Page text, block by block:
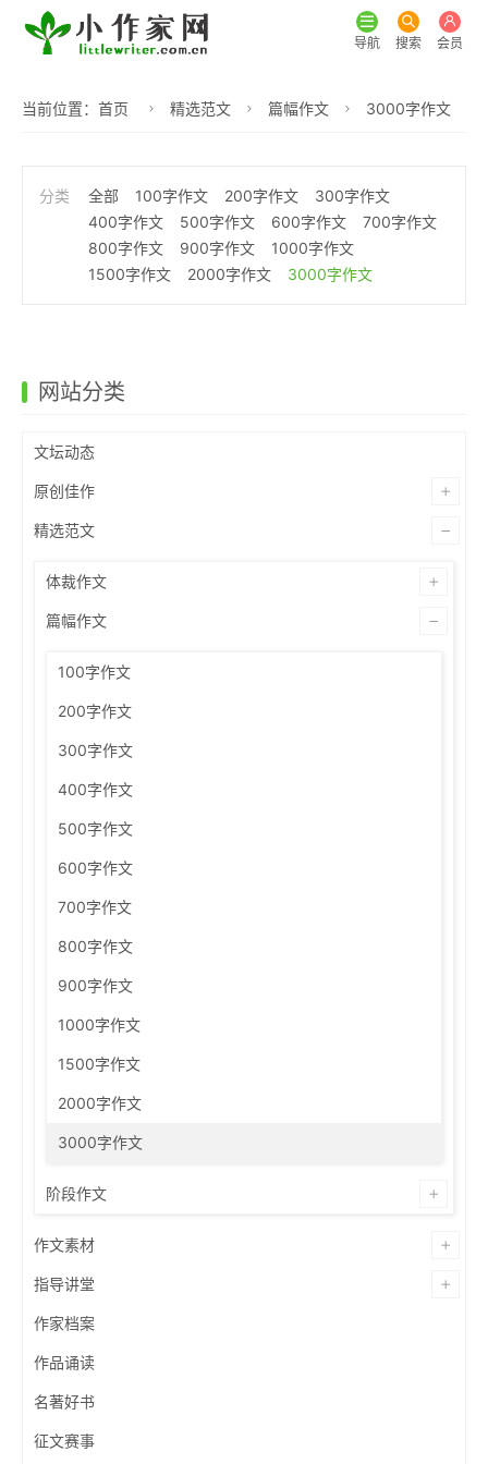
导航 搜索 会员
当前位置： 首页 精选范文 篇幅作文 3000字作文
全部 100字作文 200字作文
300字作文
400字作文
500字作文 600字作文
700字作文
800字作文
900字作文
1000字作文
1500字作文
2000字作文 3000字作文
网站分类
文坛动态
原创佳作
精选范文
体裁作文
篇幅作文
100字作文
200字作文
300字作文
400字作文
500字作文
600字作文
700字作文
800字作文
900字作文
1000字作文
1500字作文
2000字作文
3000字作文
阶段作文
作文素材
指导讲堂
作家档案
作品诵读
名著好书
征文赛事